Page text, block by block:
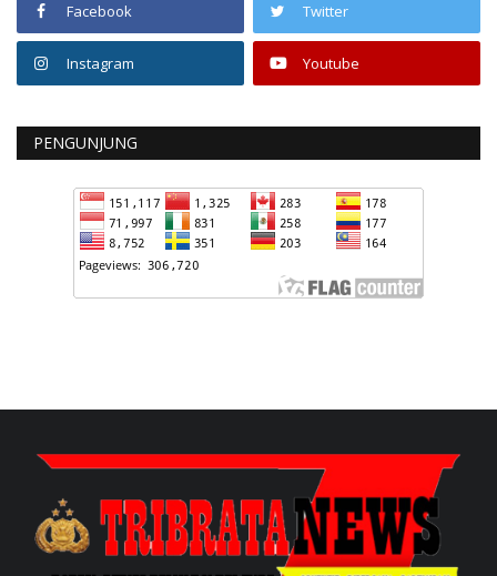
Facebook Twitter
Instagram Youtube
PENGUNJUNG